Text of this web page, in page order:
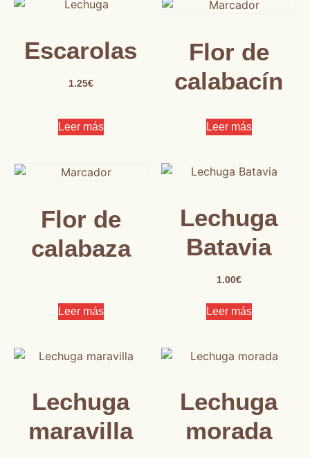
Escarolas
1.25€
Leer más
Flor de
calabacín
Leer más
Flor de
calabaza
Leer más
Lechuga
Batavia
1.00€
Leer más
Lechuga
maravilla
Lechuga
morada